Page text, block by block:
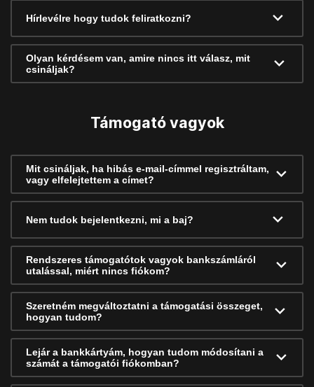
Hírlevélre hogy tudok feliratkozni?
Olyan kérdésem van, amire nincs itt válasz, mit
csináljak?
Támogató vagyok
Mit csináljak, ha hibás e-mail-címmel regisztráltam,
vagy elfelejtettem a címet?
Nem tudok bejelentkezni, mi a baj?
Rendszeres támogatótok vagyok bankszámláról
utalással, miért nincs fiókom?
Szeretném megváltoztatni a támogatási összeget,
hogyan tudom?
Lejár a bankkártyám, hogyan tudom módosítani a
számát a támogatói fiókomban?